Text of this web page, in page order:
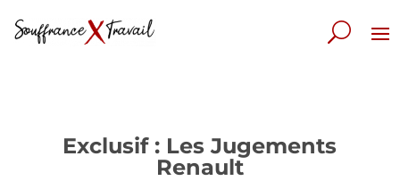
Exclusif : Les Jugements
Renault